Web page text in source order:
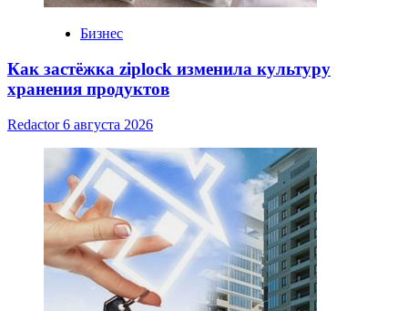
Бизнес
Как застёжка ziplock изменила культуру
хранения продуктов
Redactor6 августа 2026